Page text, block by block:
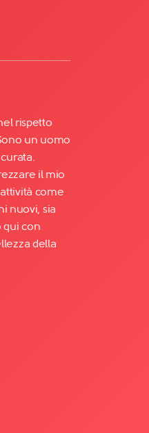
rispetto
un uomo
il mio
come
nuovi, sia
qui con
della